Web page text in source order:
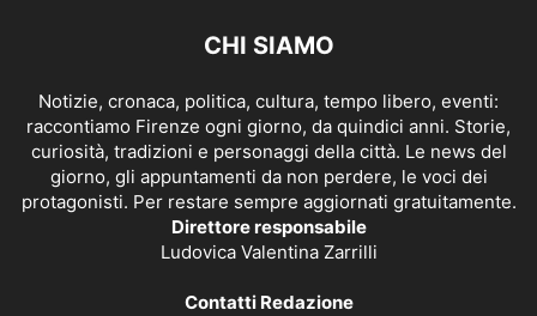
CHI SIAMO
Notizie, cronaca, politica, cultura, tempo libero, eventi:
raccontiamo Firenze ogni giorno, da quindici anni. Storie,
curiosità, tradizioni e personaggi della città. Le news del
giorno, gli appuntamenti da non perdere, le voci dei
protagonisti. Per restare sempre aggiornati gratuitamente.
Direttore responsabile
Ludovica Valentina Zarrilli
Contatti Redazione